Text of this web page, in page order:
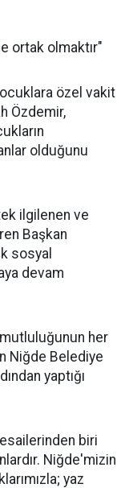
ortak olmaktır"
özel vakit
Özdemir,
olduğunu
ilgilenen ve
Başkan
sosyal
devam
her
Niğde Belediye
yaptığı
biri
Niğde'mizin
yaz